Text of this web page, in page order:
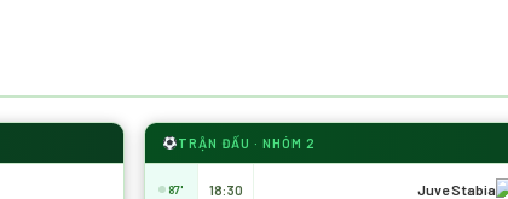
TRẬN ĐẤU · NHÓM 2
87' 18:30 Juve Stabia